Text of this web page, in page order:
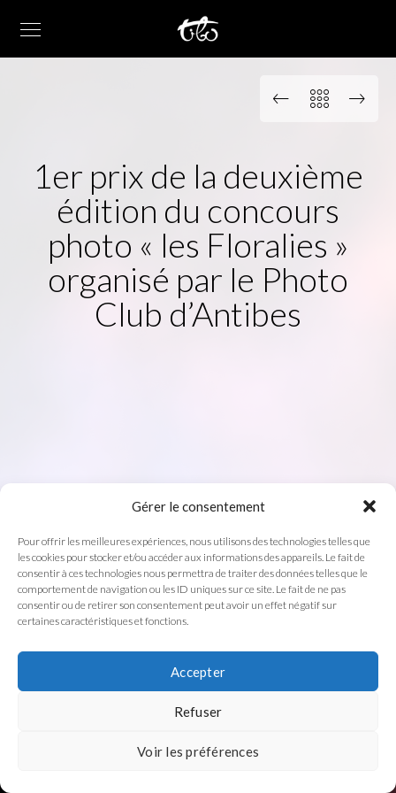
Gérer le consentement
Pour offrir les meilleures expériences, nous utilisons des technologies telles que
les cookies pour stocker et/ou accéder aux informations des appareils. Le fait de
consentir à ces technologies nous permettra de traiter des données telles que le
comportement de navigation ou les ID uniques sur ce site. Le fait de ne pas
consentir ou de retirer son consentement peut avoir un effet négatif sur
certaines caractéristiques et fonctions.
Accepter
Refuser
Voir les préférences
1er prix de la deuxième
édition du concours
photo « les Floralies »
organisé par le Photo
Club d’Antibes
COPYRIGHT 2026